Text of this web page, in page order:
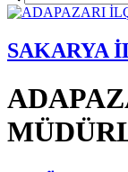
SAKARYA